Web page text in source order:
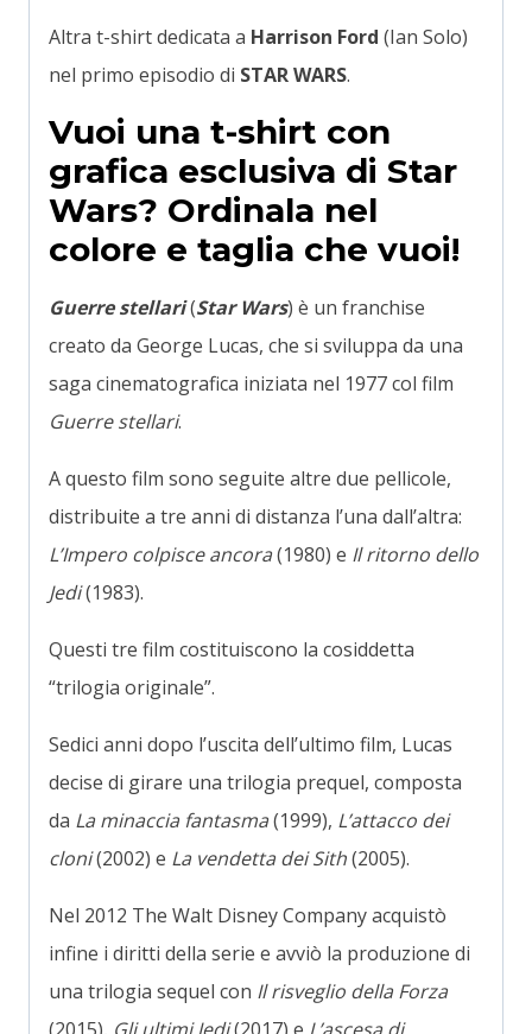
Altra t-shirt dedicata a Harrison Ford (Ian Solo)
nel primo episodio di STAR WARS.
Vuoi una t-shirt con
grafica esclusiva di Star
Wars? Ordinala nel
colore e taglia che vuoi!
Guerre stellari(Star Wars) è un franchise
creato da George Lucas, che si sviluppa da una
saga cinematografica iniziata nel 1977 col film
Guerre stellari.
A questo film sono seguite altre due pellicole,
distribuite a tre anni di distanza l’una dall’altra:
L’Impero colpisce ancora(1980) e Il ritorno dello
Jedi(1983).
Questi tre film costituiscono la cosiddetta
“trilogia originale”.
Sedici anni dopo l’uscita dell’ultimo film, Lucas
decise di girare una trilogia prequel, composta
da La minaccia fantasma(1999), L’attacco dei
cloni(2002) e La vendetta dei Sith(2005).
Nel 2012 The Walt Disney Company acquistò
infine i diritti della serie e avviò la produzione di
una trilogia sequel con Il risveglio della Forza
(2015), Gli ultimi Jedi(2017) e L’ascesa di